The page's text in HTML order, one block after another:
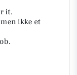
it.
ikke et